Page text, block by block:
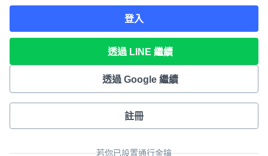
登入
透過 LINE 繼續
透過 Google 繼續
註冊
若你已設置通行金鑰